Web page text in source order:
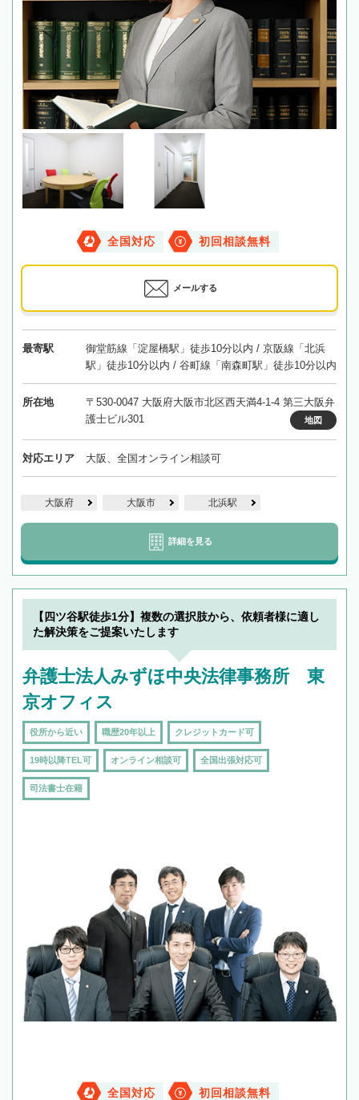
全国対応 初回相談無料
メールする
最寄駅
御堂筋線「淀屋橋駅」徒歩10分以内 / 京阪線「北浜
駅」徒歩10分以内 / 谷町線「南森町駅」徒歩10分以内
所在地
〒530-0047 大阪府大阪市北区西天満4-1-4 第三大阪弁
護士ビル301
地図
対応エリア 大阪、全国オンライン相談可
大阪府 大阪市 北浜駅
詳細を見る
【四ツ谷駅徒歩1分】複数の選択肢から、依頼者様に適し
た解決策をご提案いたします
弁護士法人みずほ中央法律事務所 東
京オフィス
役所から近い 職歴20年以上 クレジットカード可
19時以降TEL可 オンライン相談可 全国出張対応可
司法書士在籍
全国対応 初回相談無料